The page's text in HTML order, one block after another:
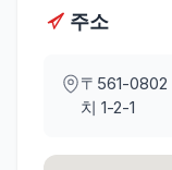
주소
〒561-0802
치 1-2-1